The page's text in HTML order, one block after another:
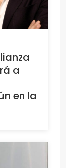
a
en la